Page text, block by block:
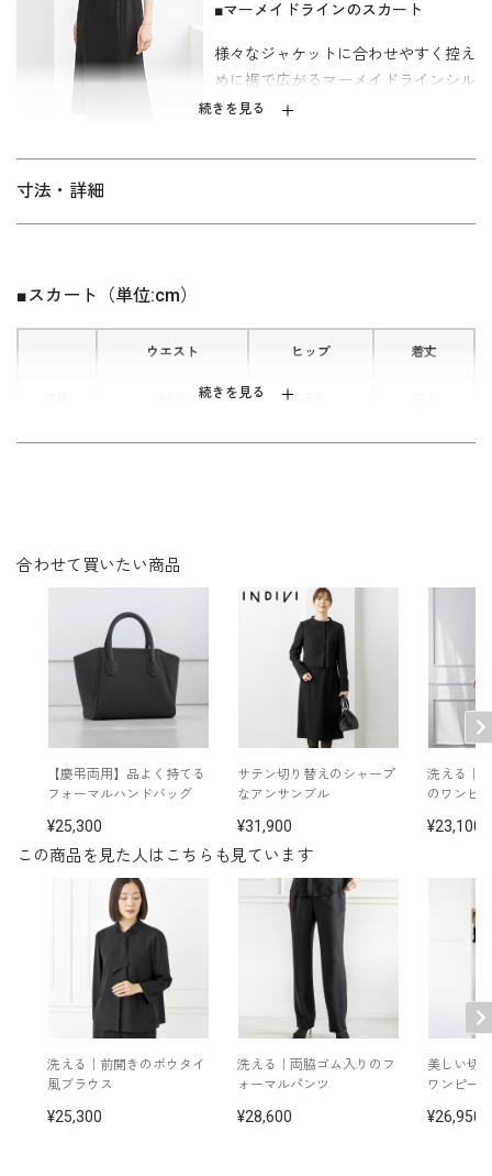
ス向けの「ゆったり」を使用。「少しゆったり」よりもさらにゆ
とりを持たせた寸法です。 ご自宅で洗えるウォッシャブルなの
で、着用後にすぐお手入れできいつでも爽やかに過ごせます。 ご
ウォッシャブルフォーマルのお洗濯方法 をご覧下さ
続きを見る
■マーメイドラインのスカート
様々なジャケットに合わせやすく控え
めに裾で広がるマーメイドラインシル
エット。
ウエスト部分にはゴムが入っているの
寸法・詳細
続きを見る
■スカート（単位:cm）
ウエスト ヒップ 着丈
9号 68.0 98.0 72.0
15号 79.0 109.0 73.5
113.0
表地：トリアセテート60％ ポリエステル40％（スト
総ゴム仕様（+2cm伸長）
左脇ファスナー
※モデル着用：
ジャケット(テーラーカラー) /
3410852-00
ジャケット(スタンドカラー) /
3410950-00
ブラウス /
ネックレス /
イヤリング /
バッグ /5624161-98
※モデル：身長173cm 9号着用
この商品を見た人はこちらも見ています
洗える｜前開きのボウタイ
風ブラウス
25,300
洗える｜両脇ゴム入りのフ
ォーマルパンツ
28,600
美しい切
ワンピース
26,950
合わせて買いたい商品
【慶弔両用】品よく持てる
フォーマルハンドバッグ
25,300
サテン切り替えのシャープ
なアンサンブル
31,900
洗える｜
のワンピ
23,100